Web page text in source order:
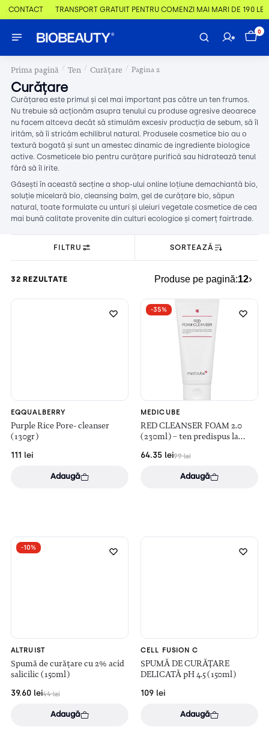
CONTACT TRANSPORT GRATUIT PENTRU COMENZI MAI MARI DE 190 LEI
0
Prima pagină / Ten / Curățare / Pagina 2
Curățare
Curățarea este primul și cel mai important pas către un ten frumos.
Nu trebuie să acționăm asupra tenului cu produse agresive deoarece
nu facem altceva decât să stimulăm excesiv producția de sebum, să îl
irităm, să îi stricăm echilibrul natural. Produsele cosmetice bio au o
textură bogată și sunt un amestec dinamic de ingrediente biologice
active. Cosmeticele bio pentru curățare purifică sau hidratează tenul
fără să îl irite.
Găsești în această secține a shop-ului online loțiune demachiantă bio,
soluție micelară bio, cleansing balm, gel de curățare bio, săpun
natural, toate formulate cu unturi și uleiuri vegetale cosmetice de cea
mai bună calitate provenite din culturi ecologice și comerț fairtrade.
FILTRU SORTEAZĂ
32 REZULTATE Produse pe pagină:12›
EQQUALBERRY
Purple Rice Pore- cleanser
(130gr)
111 lei
Adaugă
-35%
MEDICUBE
RED CLEANSER FOAM 2.0
(230ml) – ten predispus la
99lei
64.35 lei
Adaugă
-10%
ALTRUIST
Spumă de curățare cu 2% acid
salicilic (150ml)
44lei
39.60 lei
Adaugă
CELL FUSION C
SPUMĂ DE CURĂȚARE
DELICATĂ pH 4.5 (150ml)
109 lei
Adaugă